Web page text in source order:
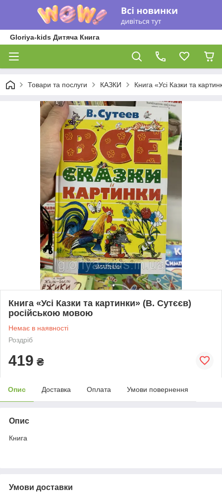
Gloriya-kids Дитяча Книга
Товари та послуги КАЗКИ Книга «Усі Казки та
Книга «Усі Казки та картинки» (В. Сутєєв)
російською мовою
Немає в наявності
Роздріб
419 ₴
Опис Доставка Оплата Умови повернення
Опис
Книга
Умови доставки